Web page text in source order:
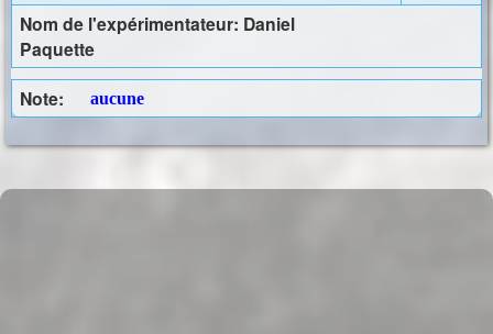
Nom de l'expérimentateur: Daniel
Paquette
Note:
aucune